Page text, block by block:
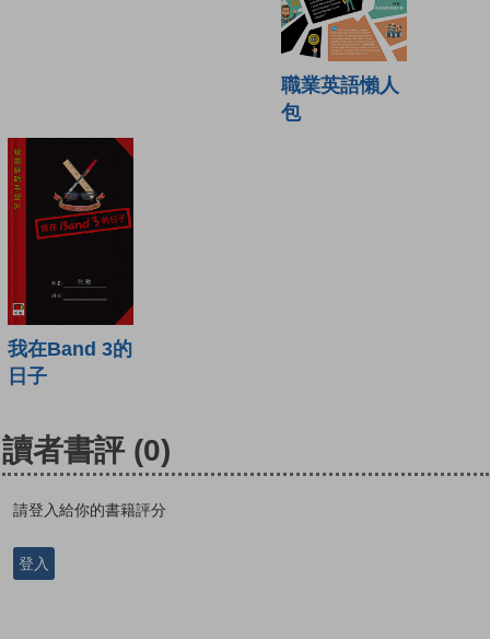
職業英語懶人
包
我在Band 3的
日子
讀者書評 (0)
請登入給你的書籍評分
登入